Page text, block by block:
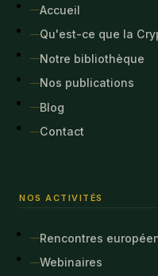
Accueil
Qu'est-ce que la
Notre bibliothèque
Nos publications
Blog
Contact
NOS ACTIVITÉS
Rencontres
Webinaires